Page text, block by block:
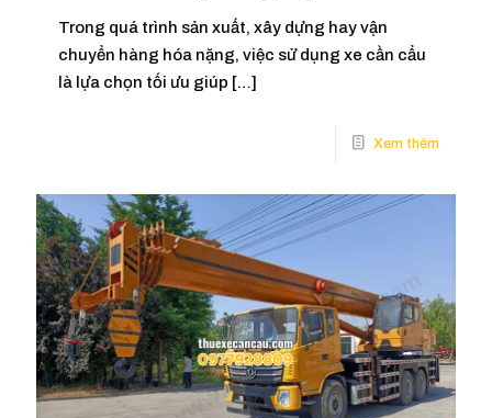
Trong quá trình sản xuất, xây dựng hay vận
chuyển hàng hóa nặng, việc sử dụng xe cần cẩu
là lựa chọn tối ưu giúp […]